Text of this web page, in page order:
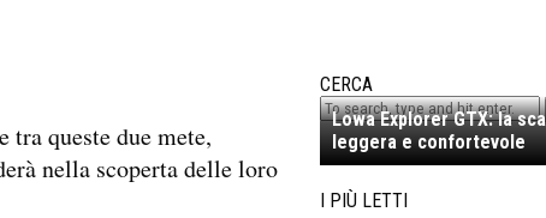
tra queste due mete,
nella scoperta delle loro
CERCA
Lowa Explorer GTX: la
leggera e confortevole
I PIÙ LETTI